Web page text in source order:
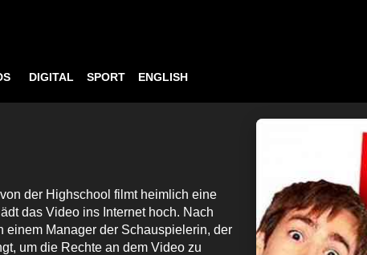
DIGITAL SPORT ENGLISH
der Highschool filmt heimlich eine
das Video ins Internet hoch. Nach
einem Manager der Schauspielerin, der
um die Rechte an dem Video zu